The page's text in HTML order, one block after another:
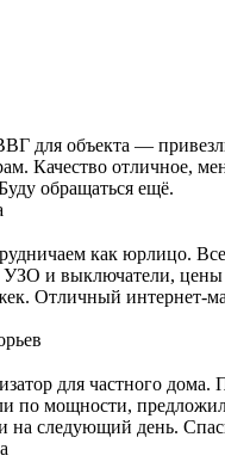
для объекта —
Качество отличное,
обращаться ещё.
как юрлицо.
и выключатели, цены
Отличный интернет-
для частного дома.
по мощности,
на следующий день.